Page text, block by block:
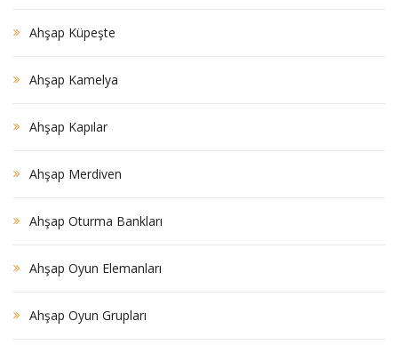
Ahşap Küpeşte
Ahşap Kamelya
Ahşap Kapılar
Ahşap Merdiven
Ahşap Oturma Bankları
Ahşap Oyun Elemanları
Ahşap Oyun Grupları